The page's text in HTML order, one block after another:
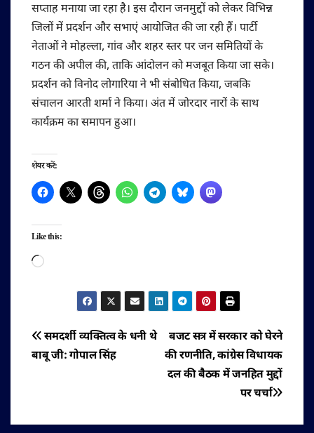
सप्ताह मनाया जा रहा है। इस दौरान जनमुद्दों को लेकर विभिन्न
जिलों में प्रदर्शन और सभाएं आयोजित की जा रही हैं। पार्टी
नेताओं ने मोहल्ला, गांव और शहर स्तर पर जन समितियों के
गठन की अपील की, ताकि आंदोलन को मजबूत किया जा सके।
प्रदर्शन को विनोद लोगारिया ने भी संबोधित किया, जबकि
संचालन आरती शर्मा ने किया। अंत में जोरदार नारों के साथ
कार्यक्रम का समापन हुआ।
शेयर करें:
Like this:
Loading…
पोस्ट
नेविगेशन
बजट सत्र में सरकार को घेरने
की रणनीति, कांग्रेस विधायक
दल की बैठक में जनहित मुद्दों
पर चर्चा
समदर्शी व्यक्तित्व के धनी थे
बाबू जी: गोपाल सिंह